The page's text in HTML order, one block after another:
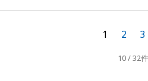
お客様のご協力とご理解があ
よう努めてまりいます。
1 2 3
10 / 32件